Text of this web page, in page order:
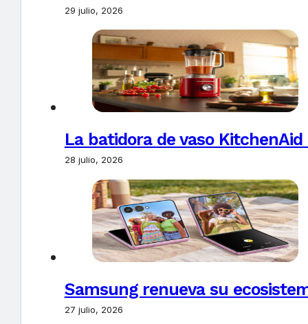
29 julio, 2026
La batidora de vaso
28 julio, 2026
Samsung renueva su
27 julio, 2026